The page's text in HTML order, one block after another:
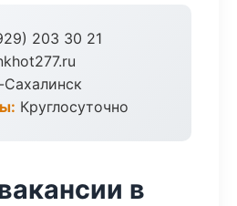
203 30 21
Круглосуточно
в